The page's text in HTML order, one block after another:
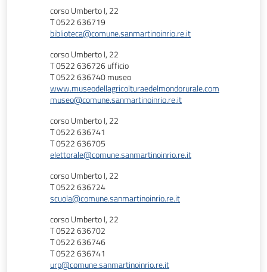
corso Umberto I, 22
T 0522 636719
biblioteca@comune.sanmartinoinrio.re.it
corso Umberto I, 22
T 0522 636726 ufficio
T 0522 636740 museo
www.museodellagricolturaedelmondorurale.com
museo@comune.sanmartinoinrio.re.it
corso Umberto I, 22
T 0522 636741
T 0522 636705
elettorale@comune.sanmartinoinrio.re.it
corso Umberto I, 22
T 0522 636724
scuola@comune.sanmartinoinrio.re.it
corso Umberto I, 22
T 0522 636702
T 0522 636746
T 0522 636741
urp@comune.sanmartinoinrio.re.it